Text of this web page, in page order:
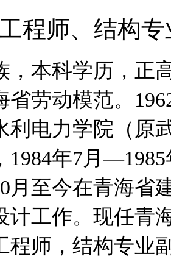
程师、结构
，本科学历， 正
省劳动模范。
利电力学院（原
1984年7月—1985
月至今在青海省
计工作。现任青
程师，结构专业